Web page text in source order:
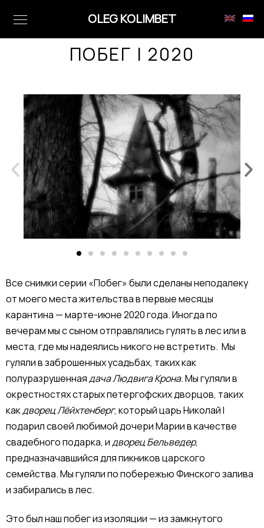
OLEG KOLIMBET
ПОБЕГ | 2020
Все снимки серии «Побег» были сделаны неподалеку
от моего места жительства в первые месяцы
карантина — марте-июне 2020 года. Иногда по
вечерам мы с сыном отправлялись гулять в лес или в
места, где мы надеялись никого не встретить. Мы
гуляли в заброшенных усадьбах, таких как
полуразрушеннаядача Людвига Крона. Мы гуляли в
окрестностях старых петергофских дворцов, таких
какдворец Лёйхтенберг, который царь Николай I
подарил своей любимой дочери Марии в качестве
свадебного подарка, идворец Бельведер,
предназначавшийся для пикников царского
семейства. Мы гуляли по побережью Финского залива
и забирались в лес.
Это был наш побег из изоляции — из замкнутого